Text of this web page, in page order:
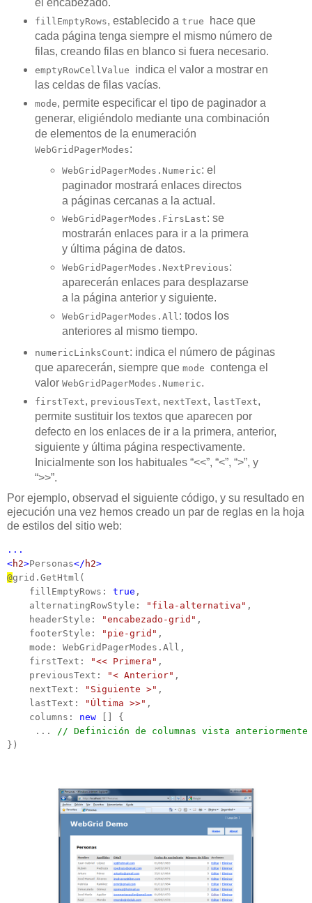
fillEmptyRows, establecido a true
hace que
cada página tenga siempre el mismo número de
filas, creando filas en blanco si fuera necesario.
emptyRowCellValue indica el valor a mostrar en
las celdas de filas vacías.
mode, permite especificar el tipo de paginador a
generar, eligiéndolo mediante una combinación
de elementos de la enumeración
WebGridPagerModes:
WebGridPagerModes.Numeric: el
paginador mostrará enlaces directos
a páginas cercanas a la actual.
WebGridPagerModes.FirsLast: se
mostrarán enlaces para ir a la primera
y última página de datos.
WebGridPagerModes.NextPrevious:
aparecerán enlaces para desplazarse
a la página anterior y siguiente.
WebGridPagerModes.All: todos los
anteriores al mismo tiempo.
numericLinksCount: indica el número de páginas
que aparecerán, siempre que mode contenga el
valor WebGridPagerModes.Numeric.
firstText, previousText, nextText, lastText,
permite sustituir los textos que aparecen por
defecto en los enlaces de ir a la primera, anterior,
siguiente y última página respectivamente.
Inicialmente son los habituales “<<”, “<”, “>”, y
“>>”.
Por ejemplo, observad el siguiente código, y su resultado en
ejecución una vez hemos creado un par de reglas en la hoja
de estilos del sitio web:
...
<h2>Personas</ h2>
@grid.GetHtml(
fillEmptyRows: true ,
alternatingRowStyle:
"fila-alternativa" ,
headerStyle:
"encabezado-grid" ,
footerStyle:
"pie-grid" ,
mode: WebGridPagerModes.All,
firstText:
"<< Primera" ,
previousText:
"< Anterior" ,
nextText:
"Siguiente >" ,
lastText:
"Última >>" ,
columns: new [] {
... // Definición de columnas vista anteriormente
})